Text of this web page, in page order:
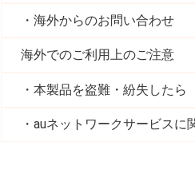
海外からのお問い合わせ
海外でのご利用上のご注意
本製品を盗難・紛失したら
auネットワークサービスに